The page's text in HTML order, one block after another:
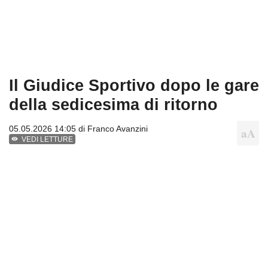
Il Giudice Sportivo dopo le gare
della sedicesima di ritorno
05.05.2026 14:05 di Franco Avanzini
VEDI LETTURE